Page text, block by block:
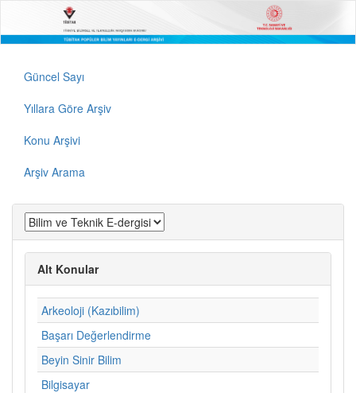
Güncel Sayı
Yıllara Göre Arşiv
Konu Arşivi
Arşiv Arama
Alt Konular
Arkeoloji (Kazıbilim)
Başarı Değerlendirme
Beyin Sinir Bilim
Bilgisayar